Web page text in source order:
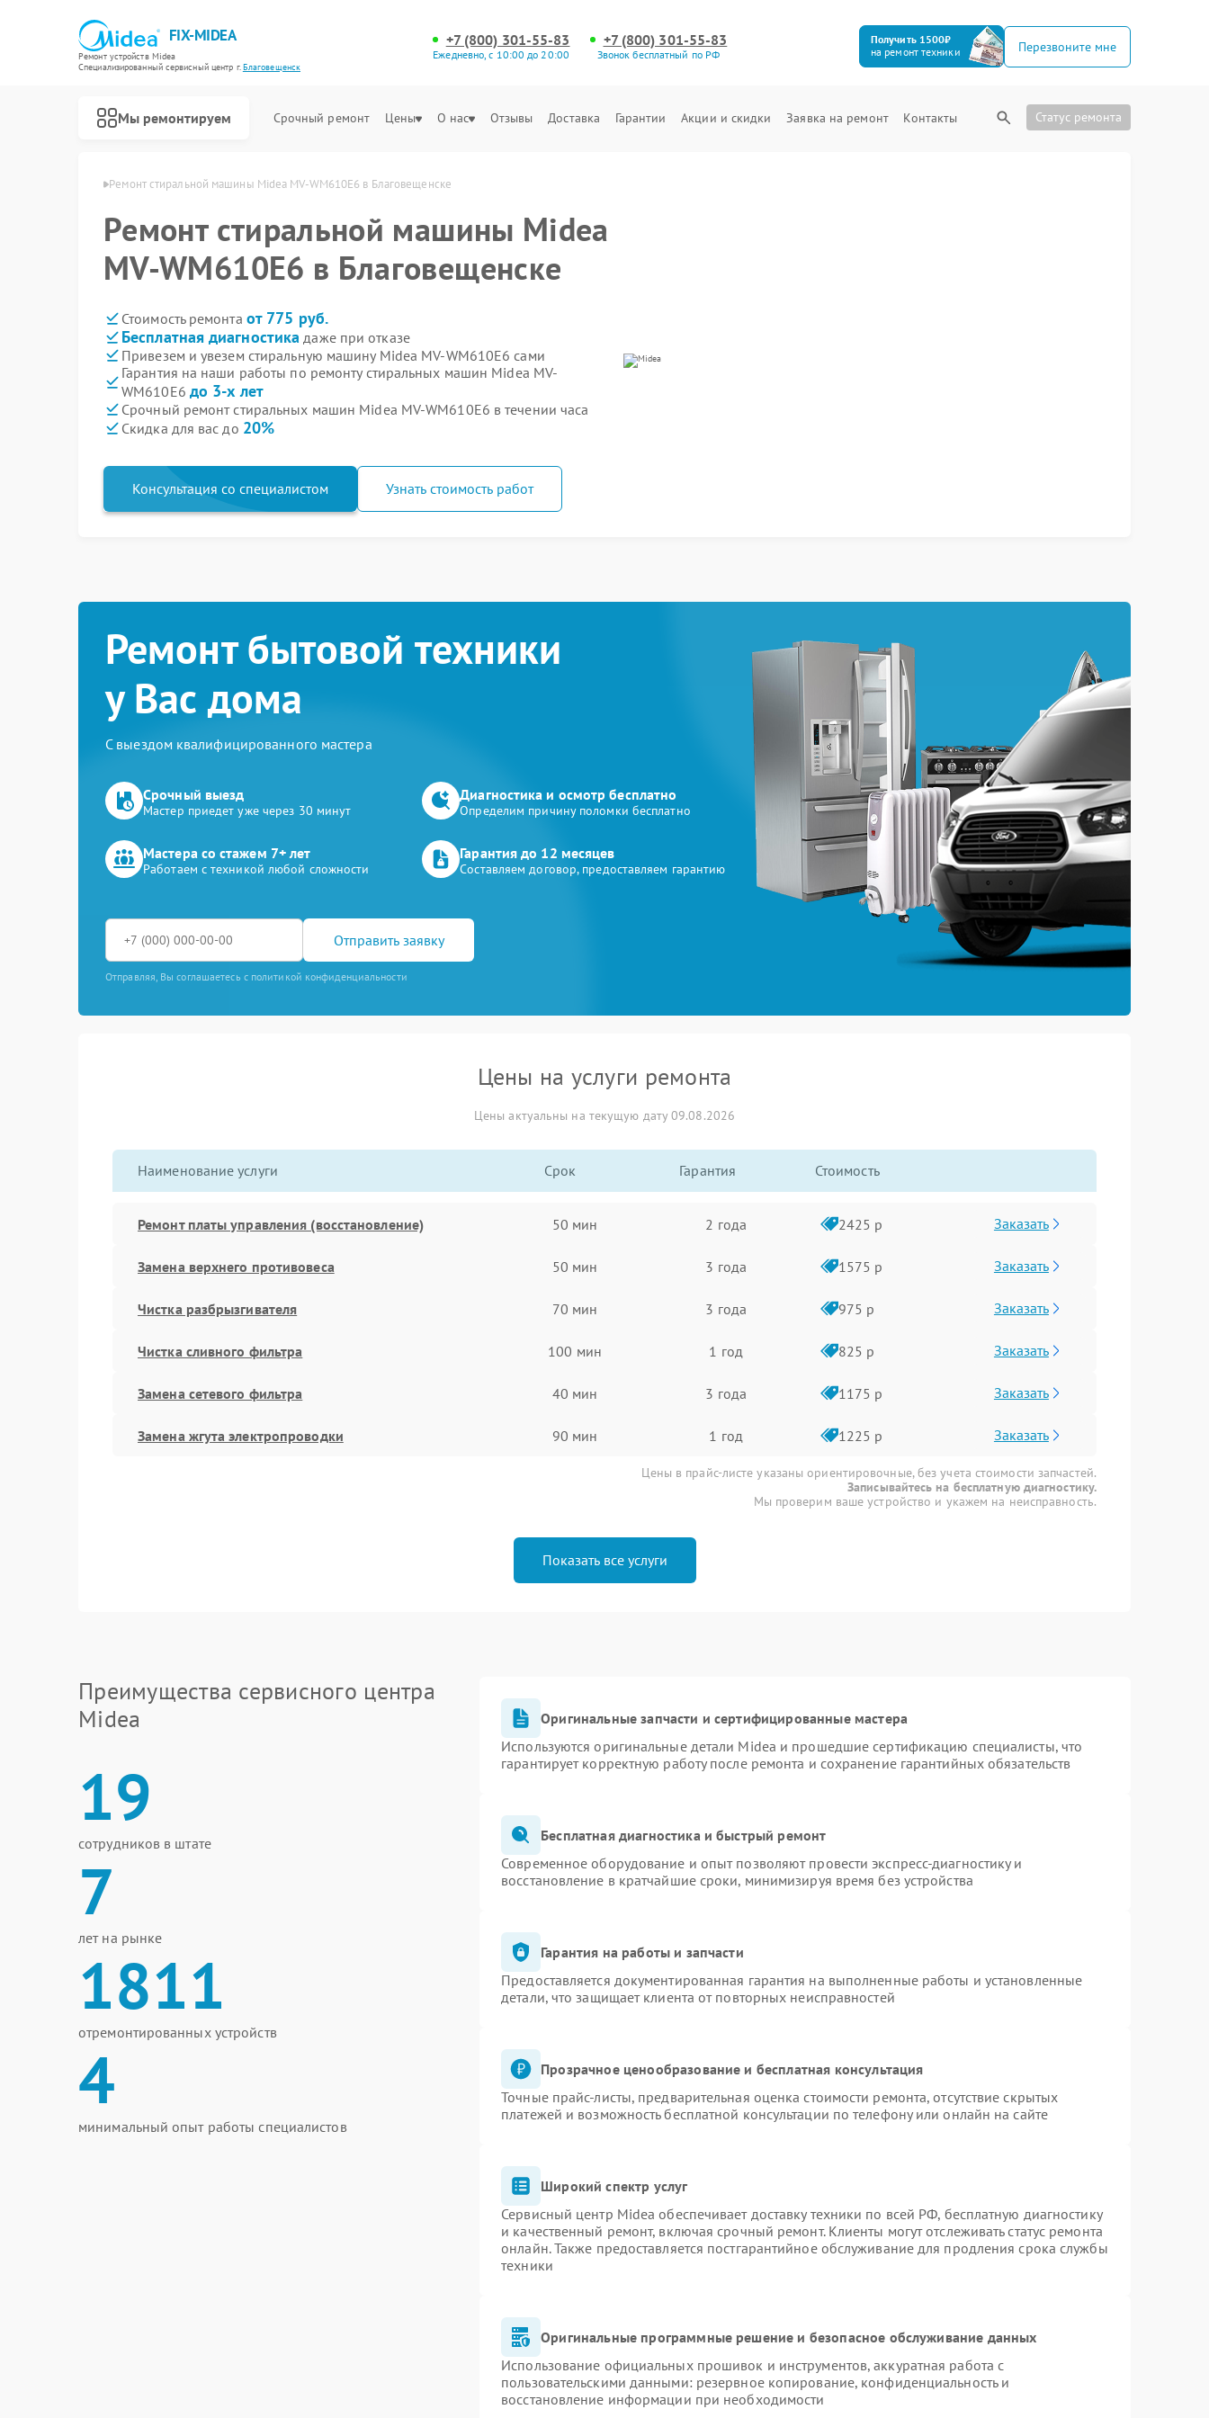
FIX-MIDEA
Ремонт устройств Midea
Специализированный cервисный центр г.Благовещенск
+7 (800) 301-55-83
Ежедневно, с 10:00 до 20:00
+7 (800) 301-55-83
Звонок бесплатный по РФ
Получить 1500₽
на ремонт техники
Перезвоните мне
Мы ремонтируем Срочный ремонт Цены О нас Отзывы Доставка Гарантии Акции и скидки Заявка на ремонт Контакты Статус ремонта
в Благовещенске Ремонт стиральной машины Midea MV-WM610E6 в Благовещенске
Ремонт стиральной машины Midea
MV-WM610E6 в Благовещенске
Стоимость ремонта от 775 руб.
Бесплатная диагностика даже при отказе
Привезем и увезем стиральную машину Midea MV-WM610E6 сами
Гарантия на наши работы по ремонту стиральных машин Midea MV-
WM610E6 до 3-х лет
Срочный ремонт стиральных машин Midea MV-WM610E6 в течении часа
Скидка для вас до 20%
Консультация со специалистом Узнать стоимость работ
Ремонт бытовой техники
у Вас дома
С выездом квалифицированного мастера
Срочный выезд
Мастер приедет уже через 30 минут
Диагностика и осмотр бесплатно
Определим причину поломки бесплатно
Мастера со стажем 7+ лет
Работаем с техникой любой сложности
Гарантия до 12 месяцев
Составляем договор, предоставляем гарантию
Отправить заявку
Отправляя, Вы соглашаетесь с политикой конфиденциальности
Цены на услуги ремонта
Цены актуальны на текущую дату 09.08.2026
Наименование услуги Срок Гарантия Стоимость
Ремонт платы управления (восстановление) 50 мин 2 года 2425 р Заказать
Замена верхнего противовеса 50 мин 3 года 1575 р Заказать
Чистка разбрызгивателя 70 мин 3 года 975 р Заказать
Чистка сливного фильтра 100 мин 1 год 825 р Заказать
Замена сетевого фильтра 40 мин 3 года 1175 р Заказать
Замена жгута электропроводки 90 мин 1 год 1225 р Заказать
Цены в прайс-листе указаны ориентировочные, без учета стоимости запчастей.
Записывайтесь на бесплатную диагностику.
Мы проверим ваше устройство и укажем на неисправность.
Показать все услуги
Преимущества сервисного центра
Midea
19
сотрудников в штате
7
лет на рынке
1811
отремонтированных устройств
4
минимальный опыт работы специалистов
Оригинальные запчасти и сертифицированные мастера
Используются оригинальные детали Midea и прошедшие сертификацию специалисты, что
гарантирует корректную работу после ремонта и сохранение гарантийных обязательств
Бесплатная диагностика и быстрый ремонт
Современное оборудование и опыт позволяют провести экспресс-диагностику и
восстановление в кратчайшие сроки, минимизируя время без устройства
Гарантия на работы и запчасти
Предоставляется документированная гарантия на выполненные работы и установленные
детали, что защищает клиента от повторных неисправностей
Прозрачное ценообразование и бесплатная консультация
Точные прайс-листы, предварительная оценка стоимости ремонта, отсутствие скрытых
платежей и возможность бесплатной консультации по телефону или онлайн на сайте
Широкий спектр услуг
Сервисный центр Midea обеспечивает доставку техники по всей РФ, бесплатную диагностику
и качественный ремонт, включая срочный ремонт. Клиенты могут отслеживать статус ремонта
онлайн. Также предоставляется постгарантийное обслуживание для продления срока службы
техники
Оригинальные программные решение и безопасное обслуживание данных
Использование официальных прошивок и инструментов, аккуратная работа с
пользовательскими данными: резервное копирование, конфиденциальность и
восстановление информации при необходимости